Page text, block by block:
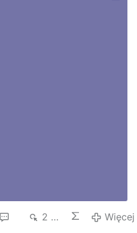
2 tys.
Więcej